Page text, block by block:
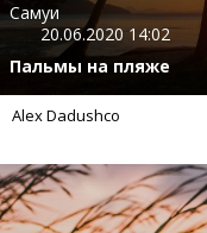
Самуи
20.06.2020 14:02
Пальмы на пляже
Alex Dadushco